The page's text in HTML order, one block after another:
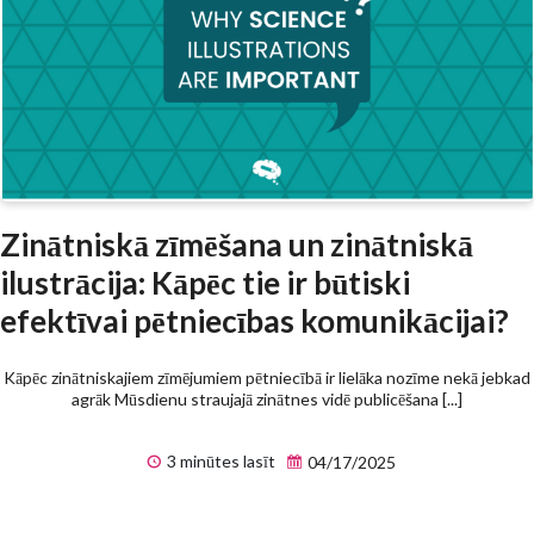
Zinātniskā zīmēšana un zinātniskā
ilustrācija: Kāpēc tie ir būtiski
efektīvai pētniecības komunikācijai?
Kāpēc zinātniskajiem zīmējumiem pētniecībā ir lielāka nozīme nekā jebkad
agrāk Mūsdienu straujajā zinātnes vidē publicēšana [...]
3 minūtes lasīt 04/17/2025